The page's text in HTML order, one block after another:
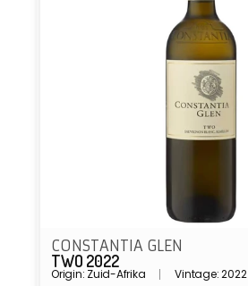
CONSTANTIA GLEN
TWO 2022
Origin: Zuid-Afrika Vintage: 2022